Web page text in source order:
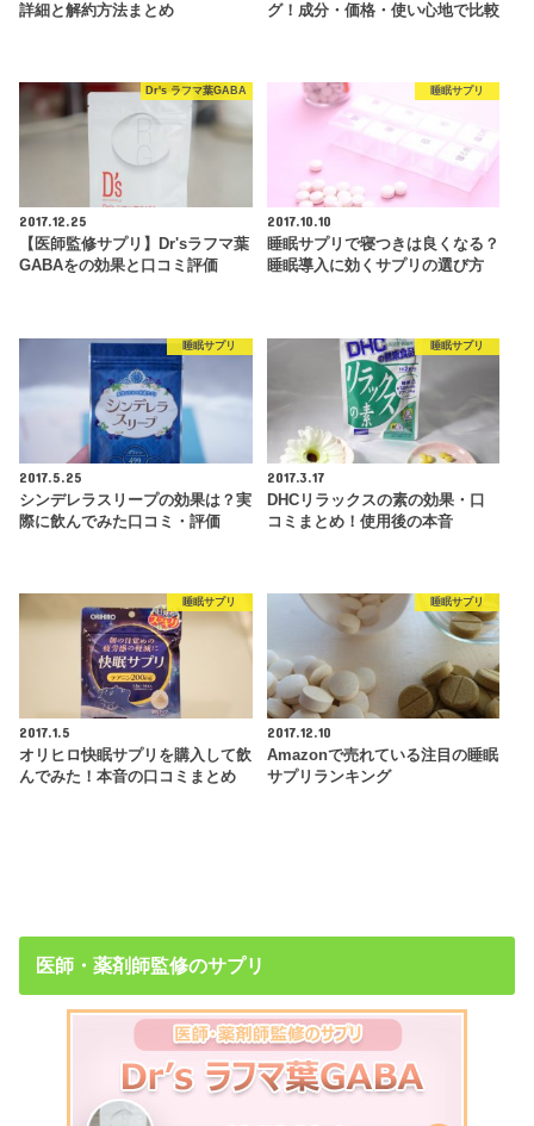
詳細と解約方法まとめ
グ！成分・価格・使い心地で比較
Dr's ラフマ葉GABA
2017.12.25
【医師監修サプリ】Dr'sラフマ葉
GABAをの効果と口コミ評価
睡眠サプリ
2017.10.10
睡眠サプリで寝つきは良くなる？
睡眠導入に効くサプリの選び方
睡眠サプリ
2017.5.25
シンデレラスリープの効果は？実
際に飲んでみた口コミ・評価
睡眠サプリ
2017.3.17
DHCリラックスの素の効果・口
コミまとめ！使用後の本音
睡眠サプリ
2017.1.5
オリヒロ快眠サプリを購入して飲
んでみた！本音の口コミまとめ
睡眠サプリ
2017.12.10
Amazonで売れている注目の睡眠
サプリランキング
医師・薬剤師監修のサプリ